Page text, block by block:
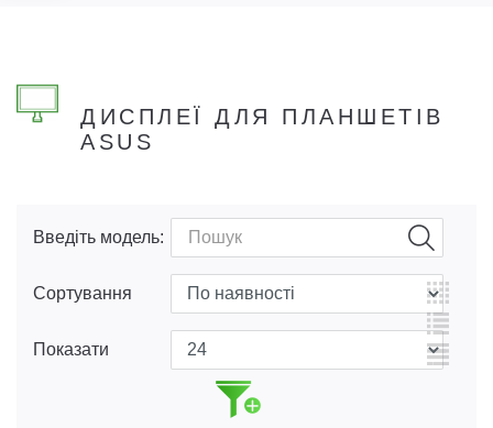
ДИСПЛЕЇ ДЛЯ ПЛАНШЕТІВ
ASUS
Введіть модель:
Сортування
Показати